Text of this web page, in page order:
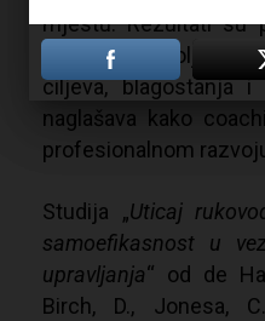
mjestu. Rezultati su
doveo do poboljšanja
ciljeva, blagostanja i
naglašava kako
profesionalnom
Studija „Uticaj
samoefikasnost u
upravljanja“ od de
Birch, D., Jonesa,